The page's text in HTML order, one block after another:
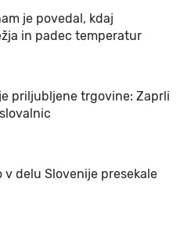
je povedal, kdaj
in padec temperatur
priljubljene trgovine: Zaprli
delu Slovenije presekale